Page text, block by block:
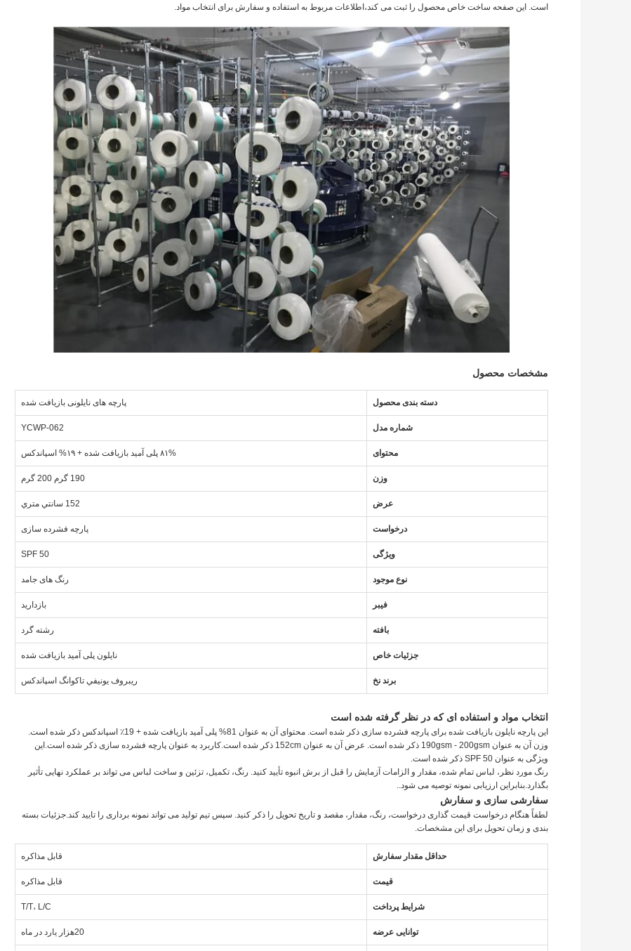
است. این صفحه ساخت خاص محصول را ثبت می کند،اطلاعات مربوط به استفاده و سفارش برای انتخاب مواد.
مشخصات محصول
دسته بندی محصول پارچه های نایلونی بازیافت شده
شماره مدل YCWP-062
محتوای ۸۱% پلی آمید بازیافت شده + ۱۹% اسپاندکس
وزن 190 گرم 200 گرم
عرض 152 سانتي متري
درخواست پارچه فشرده سازی
ویژگی SPF 50
نوع موجود رنگ های جامد
فیبر بازداريد
بافته رشته گرد
جزئیات خاص نایلون پلی آمید بازیافت شده
برند نخ ريبروف يونيفي تاکوانگ اسپاندکس
انتخاب مواد و استفاده ای که در نظر گرفته شده است
این پارچه نایلون بازیافت شده برای پارچه فشرده سازی ذکر شده است. محتوای آن به عنوان 81% پلی آمید بازیافت شده + 19٪ اسپاندکس ذکر شده است.
وزن آن به عنوان 190gsm - 200gsm ذکر شده است. عرض آن به عنوان 152cm ذکر شده است.کاربرد به عنوان پارچه فشرده سازی ذکر شده است.این
ویژگی به عنوان SPF 50 ذکر شده است.
رنگ مورد نظر، لباس تمام شده، مقدار و الزامات آزمایش را قبل از برش انبوه تأیید کنید. رنگ، تکمیل، تزئین و ساخت لباس می تواند بر عملکرد نهایی تأثیر
بگذارد.بنابراین ارزیابی نمونه توصیه می شود..
سفارشی سازی و سفارش
لطفاً هنگام درخواست قیمت گذاری درخواست، رنگ، مقدار، مقصد و تاریخ تحویل را ذکر کنید. سپس تیم تولید می تواند نمونه برداری را تایید کند.جزئیات بسته
بندی و زمان تحویل برای این مشخصات.
حداقل مقدار سفارش قابل مذاکره
قیمت قابل مذاکره
شرایط پرداخت T/T، L/C
توانایی عرضه 20هزار يارد در ماه